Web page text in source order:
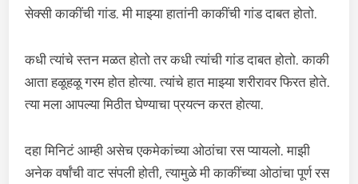
सेक्सी काकींची गांड. मी माझ्या हातांनी काकींची गांड दाबत होतो.
कधी त्यांचे स्तन मळत होतो तर कधी त्यांची गांड दाबत होतो. काकी
आता हळूहळू गरम होत होत्या. त्यांचे हात माझ्या शरीरावर फिरत होते.
त्या मला आपल्या मिठीत घेण्याचा प्रयत्न करत होत्या.
दहा मिनिटं आम्ही असेच एकमेकांच्या ओठांचा रस प्यायलो. माझी
अनेक वर्षांची वाट संपली होती, त्यामुळे मी काकींच्या ओठांचा पूर्ण रस